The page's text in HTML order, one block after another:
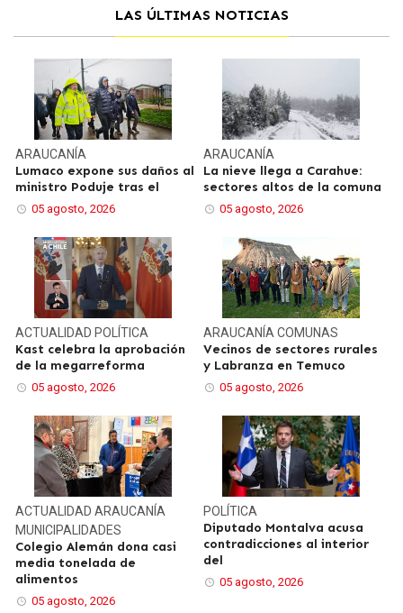
LAS ÚLTIMAS NOTICIAS
ARAUCANÍA
Lumaco expone sus daños al
ministro Poduje tras el
05 agosto, 2026
ARAUCANÍA
La nieve llega a Carahue:
sectores altos de la comuna
05 agosto, 2026
ACTUALIDAD POLÍTICA
Kast celebra la aprobación
de la megarreforma
05 agosto, 2026
ARAUCANÍA COMUNAS
Vecinos de sectores rurales
y Labranza en Temuco
05 agosto, 2026
ACTUALIDADARAUCANÍA
MUNICIPALIDADES
Colegio Alemán dona casi
media tonelada de
alimentos
05 agosto, 2026
POLÍTICA
Diputado Montalva acusa
contradicciones al interior
del
05 agosto, 2026